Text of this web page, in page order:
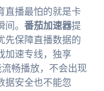
直播最怕的就是卡
。 番茄加速器提
先保障直播数据的
加速专线，独享
畅播放，不会出现
据安全也不能忽